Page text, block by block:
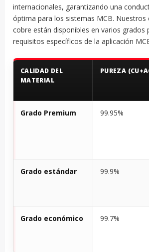
internacionales, garantizando una
óptima para los sistemas MCB. Nuestros
cobre están disponibles en varios grados
requisitos específicos de la aplicación
CALIDAD DEL
MATERIAL
PUREZA
Grado Premium 99.95%
Grado estándar 99.9%
Grado económico 99.7%